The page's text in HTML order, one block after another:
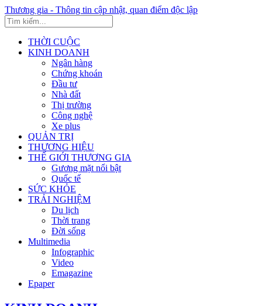
Thương gia - Thông tin cập nhật, quan điểm độc lập
THỜI CUỘC
KINH DOANH
Ngân hàng
Chứng khoán
Đầu tư
Nhà đất
Thị trường
Công nghệ
Xe plus
QUẢN TRỊ
THƯƠNG HIỆU
THẾ GIỚI THƯƠNG GIA
Gương mặt nổi bật
Quốc tế
SỨC KHỎE
TRẢI NGHIỆM
Du lịch
Thời trang
Đời sống
Multimedia
Infographic
Video
Emagazine
Epaper